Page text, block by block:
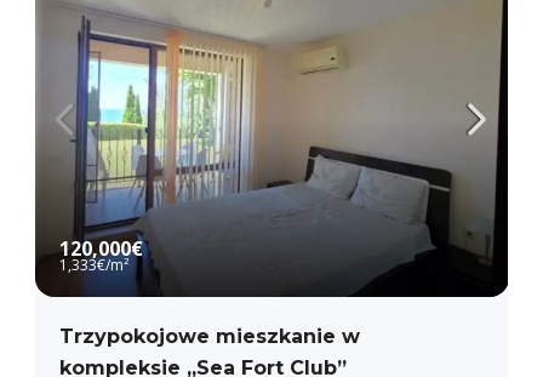
120,000€
1,333€/m²
Trzypokojowe mieszkanie w
kompleksie „Sea Fort Club”